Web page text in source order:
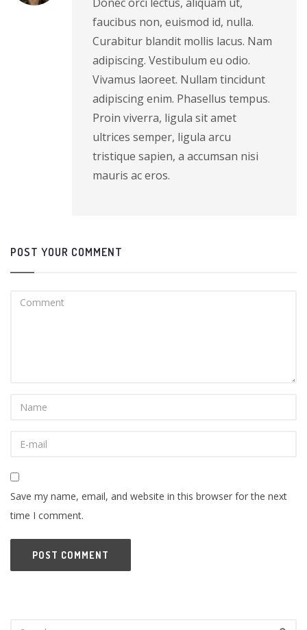
faucibus non, euismod id, nulla.
Curabitur blandit mollis lacus. Nam
adipiscing. Vestibulum eu odio.
Vivamus laoreet. Nullam tincidunt
adipiscing enim. Phasellus tempus.
Proin viverra, ligula sit amet
ultrices semper, ligula arcu
tristique sapien, a accumsan nisi
mauris ac eros.
POST YOUR COMMENT
Save my name, email, and website in this browser for the next
time I comment.